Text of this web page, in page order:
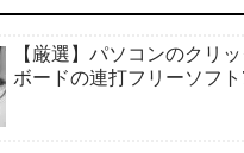
【厳選】パソコンのクリ
ボードの連打フリーソフト